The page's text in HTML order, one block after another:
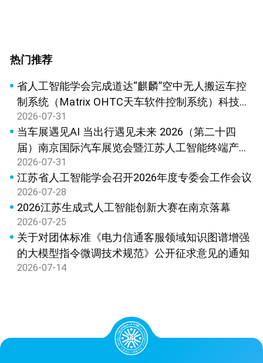
热门推荐
省人工智能学会完成道达“麒麟”空中无人搬运车控
制系统（Matrix OHTC天车软件控制系统）科技成
果鉴定
2026-07-31
当车展遇见AI 当出行遇见未来 2026（第二十四
届）南京国际汽车展览会暨江苏人工智能终端产品
展览会新闻发布会在宁召开
2026-07-31
江苏省人工智能学会召开2026年度专委会工作会议
2026-07-28
2026江苏生成式人工智能创新大赛在南京落幕
2026-07-25
关于对团体标准《电力信通客服领域知识图谱增强
的大模型指令微调技术规范》公开征求意见的通知
2026-07-14